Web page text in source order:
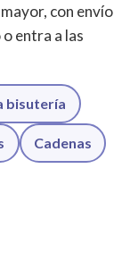
con envío
entra a las
bisutería
Cadenas